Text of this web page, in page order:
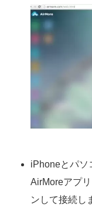
iPhoneとパソ
AirMoreアプ
ンして接続し